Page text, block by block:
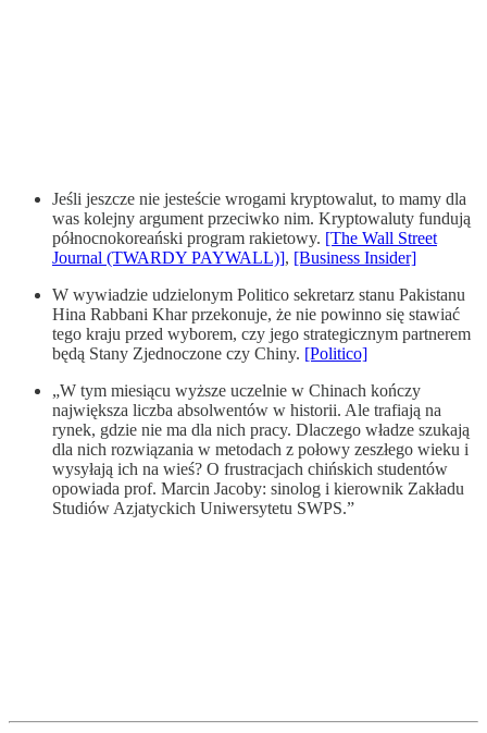
Jeśli jeszcze nie jesteście wrogami kryptowalut, to mamy dla
was kolejny argument przeciwko nim. Kryptowaluty fundują
północnokoreański program rakietowy. [The Wall Street
Journal (TWARDY PAYWALL)], [Business Insider]
W wywiadzie udzielonym Politico sekretarz stanu Pakistanu
Hina Rabbani Khar przekonuje, że nie powinno się stawiać
tego kraju przed wyborem, czy jego strategicznym partnerem
będą Stany Zjednoczone czy Chiny. [Politico]
„W tym miesiącu wyższe uczelnie w Chinach kończy
największa liczba absolwentów w historii. Ale trafiają na
rynek, gdzie nie ma dla nich pracy. Dlaczego władze szukają
dla nich rozwiązania w metodach z połowy zeszłego wieku i
wysyłają ich na wieś? O frustracjach chińskich studentów
opowiada prof. Marcin Jacoby: sinolog i kierownik Zakładu
Studiów Azjatyckich Uniwersytetu SWPS.”